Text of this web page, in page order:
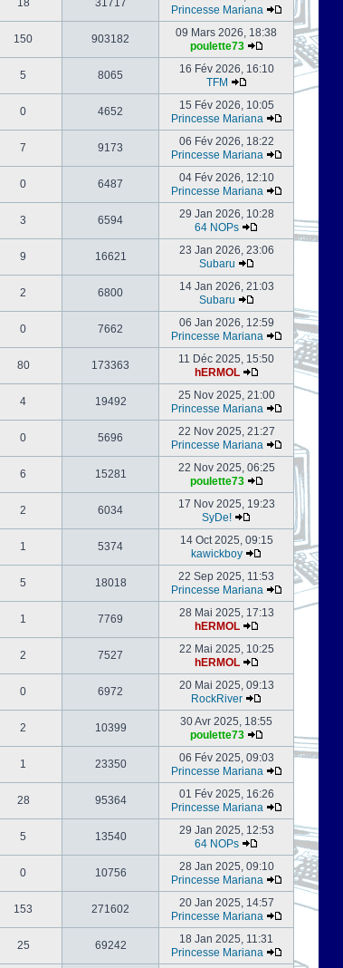
18 31717
Princesse Mariana
150 903182
09 Mars 2026, 18:38
poulette73
5 8065
16 Fév 2026, 16:10
TFM
0 4652
15 Fév 2026, 10:05
Princesse Mariana
7 9173
06 Fév 2026, 18:22
Princesse Mariana
0 6487
04 Fév 2026, 12:10
Princesse Mariana
3 6594
29 Jan 2026, 10:28
64 NOPs
9 16621
23 Jan 2026, 23:06
Subaru
2 6800
14 Jan 2026, 21:03
Subaru
0 7662
06 Jan 2026, 12:59
Princesse Mariana
80 173363
11 Déc 2025, 15:50
hERMOL
4 19492
25 Nov 2025, 21:00
Princesse Mariana
0 5696
22 Nov 2025, 21:27
Princesse Mariana
6 15281
22 Nov 2025, 06:25
poulette73
2 6034
17 Nov 2025, 19:23
SyDe!
1 5374
14 Oct 2025, 09:15
kawickboy
5 18018
22 Sep 2025, 11:53
Princesse Mariana
1 7769
28 Mai 2025, 17:13
hERMOL
2 7527
22 Mai 2025, 10:25
hERMOL
0 6972
20 Mai 2025, 09:13
RockRiver
2 10399
30 Avr 2025, 18:55
poulette73
1 23350
06 Fév 2025, 09:03
Princesse Mariana
28 95364
01 Fév 2025, 16:26
Princesse Mariana
5 13540
29 Jan 2025, 12:53
64 NOPs
0 10756
28 Jan 2025, 09:10
Princesse Mariana
153 271602
20 Jan 2025, 14:57
Princesse Mariana
25 69242
18 Jan 2025, 11:31
Princesse Mariana